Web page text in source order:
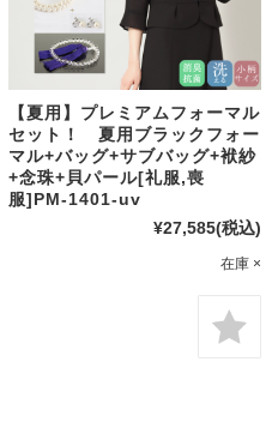
【夏用】プレミアムフォーマル
セット！ 夏用ブラックフォー
マル+バッグ+サブバッグ+袱紗
+念珠+貝パール[礼服,喪
服]PM-1401-uv
¥27,585(税込)
在庫 ×